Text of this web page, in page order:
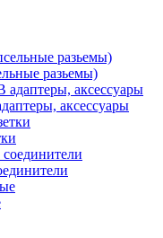
разьемы)
аксессуары